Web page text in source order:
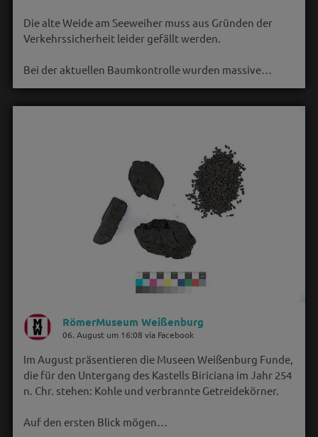
Die alte Weide am Seeweiher muss aus Gründen der
Verkehrssicherheit leider gefällt werden.
Bei der aktuellen Baumkontrolle wurden massive…
RömerMuseum Weißenburg
06. August um 16:08 via Facebook
Im August präsentieren die Museen Weißenburg Funde,
die für den Untergang des Kastells Biriciana im Jahr 254
n. Chr. stehen: Kohle und verbrannte Getreidekörner.
Auf den ersten Blick mögen…